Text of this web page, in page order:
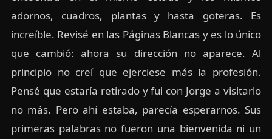
adornos, cuadros, plantas y hasta goteras. Es
increíble. Revisé en las Páginas Blancas y es lo único
que cambió: ahora su dirección no aparece. Al
principio no creí que ejerciese más la profesión.
Pensé que estaría retirado y fui con Jorge a visitarlo
no más. Pero ahí estaba, parecía esperarnos. Sus
primeras palabras no fueron una bienvenida ni un